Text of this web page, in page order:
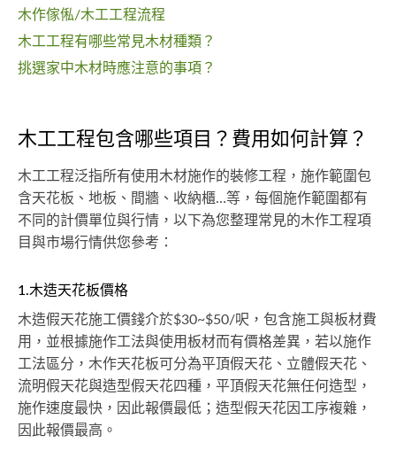
木作傢俬/木工工程流程
木工工程有哪些常見木材種類？
挑選家中木材時應注意的事項？
木工工程包含哪些項目？費用如何計算？
木工工程泛指所有使用木材施作的裝修工程，施作範圍包
含天花板、地板、間牆、收納櫃…等，每個施作範圍都有
不同的計價單位與行情，以下為您整理常見的木作工程項
目與市場行情供您參考：
1.木造天花板價格
木造假天花施工價錢介於$30~$50/呎，包含施工與板材費
用，並根據施作工法與使用板材而有價格差異，若以施作
工法區分，木作天花板可分為平頂假天花、立體假天花、
流明假天花與造型假天花四種，平頂假天花無任何造型，
施作速度最快，因此報價最低；造型假天花因工序複雜，
因此報價最高。